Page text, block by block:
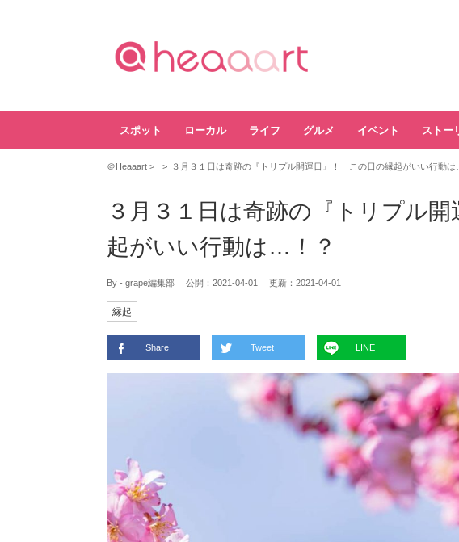
スポット ローカル ライフ グルメ イベント ストー
＠Heaaart ３月３１日は奇跡の『トリプル開運日』！ この日の縁起がいい行動は
３月３１日は奇跡の『トリプル
起がいい行動は…！？
By - grape編集部 公開： 2021-04-01 更新： 2021-04-01
縁起
Share Tweet LINE